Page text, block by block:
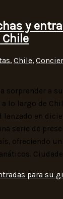
y
, Chile,
sorprender a
lo largo de
lanzado en
serie de
ofreciendo
para su